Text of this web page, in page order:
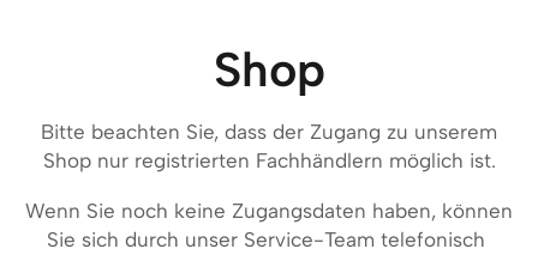
Shop
Bitte beachten Sie, dass der Zugang zu unserem
Shop nur registrierten Fachhändlern möglich ist.
Wenn Sie noch keine Zugangsdaten haben, können
Sie sich durch unser Service-Team telefonisch